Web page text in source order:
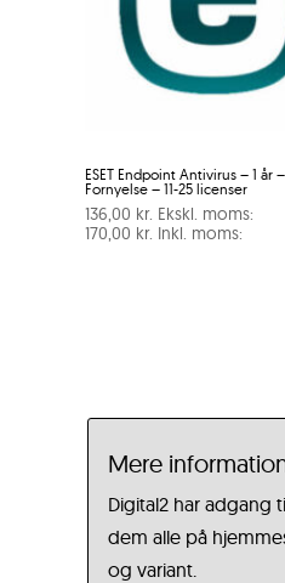
ESET Endpoint Antivirus – 1 år –
Fornyelse – 11-25 licenser
136,00 kr. Ekskl. moms:
170,00 kr. Inkl. moms:
Mere
Digital2 har adgang
dem alle på
og variant.